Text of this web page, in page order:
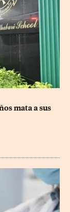
mata a sus